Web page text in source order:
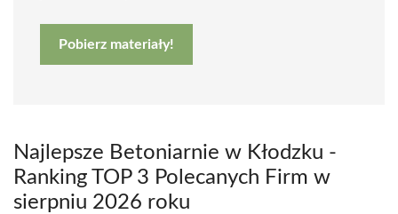
Pobierz materiały!
Najlepsze Betoniarnie w Kłodzku -
Ranking TOP 3 Polecanych Firm w
sierpniu 2026 roku